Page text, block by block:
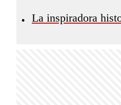
• La inspiradora